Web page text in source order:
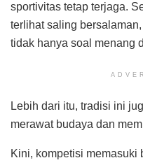
sportivitas tetap terjaga.
terlihat saling
tidak hanya soal menang
Lebih dari itu, tradisi ini
merawat budaya dan
Kini, kompetisi memasuki